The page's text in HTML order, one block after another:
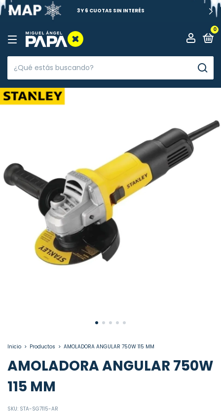
3 Y 6 CUOTAS SIN INTERÉS
0
Inicio > Productos > AMOLADORA ANGULAR 750W 115 MM
AMOLADORA ANGULAR 750W
115 MM
SKU: STA-SG7115-AR